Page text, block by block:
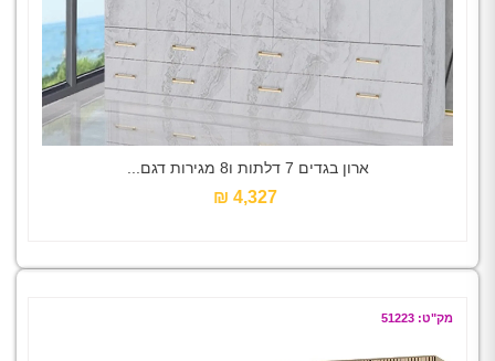
ארון בגדים 7 דלתות ו8 מגירות דגם...
4,327 ₪‎
מק"ט: 51223